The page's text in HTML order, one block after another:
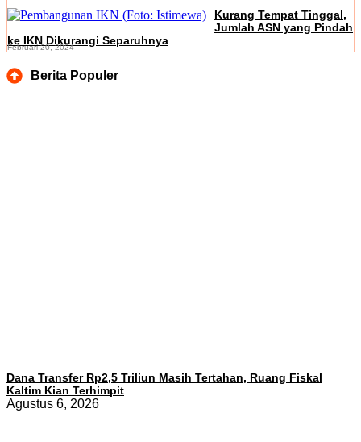
Kurang Tempat Tinggal,
Jumlah ASN yang Pindah
ke IKN Dikurangi Separuhnya
Februari 20, 2024
Berita Populer
Dana Transfer Rp2,5 Triliun Masih Tertahan, Ruang Fiskal
Kaltim Kian Terhimpit
Agustus 6, 2026